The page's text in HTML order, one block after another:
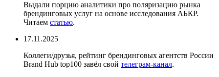
Выдали порцию аналитики про поляризацию рынка
брендинговых услуг на основе исследования АБКР.
Читаем статью.
17.11.2025
Коллеги/друзья, рейтинг брендинговых агентств России
Brand Hub top100 завёл свой телеграм-канал.